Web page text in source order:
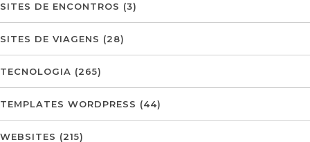
SITES DE ENCONTROS (3)
SITES DE VIAGENS (28)
TECNOLOGIA (265)
TEMPLATES WORDPRESS (44)
WEBSITES (215)